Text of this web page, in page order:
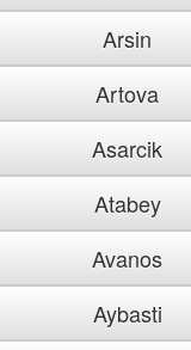
Arsin
Artova
Asarcik
Atabey
Avanos
Aybasti